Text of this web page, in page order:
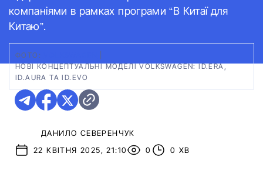
компаніями в рамках програми “В Китаї для
Китаю”.
ФОТО:
НОВІ КОНЦЕПТУАЛЬНІ МОДЕЛІ VOLKSWAGEN: ID.ERA,
ID.AURA ТА ID.EVO
ДАНИЛО СЕВЕРЕНЧУК
22 КВІТНЯ 2025, 21:10
0 0 ХВ